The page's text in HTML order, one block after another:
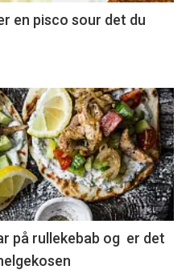
en pisco sour det du
på rullekebab og er det